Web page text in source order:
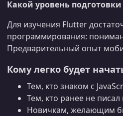
Какой уровень
Для изучения Flutter
программирования:
Предварительный опыт
Кому легко будет
Тем, кто знаком с
Тем, кто ранее не
Новичкам, желающим